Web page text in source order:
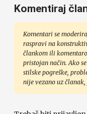
Komentiraj
Komentari se
raspravi na
člankom ili
pristojan način. Ako
stilske pogreške,
nije vezano uz članak,